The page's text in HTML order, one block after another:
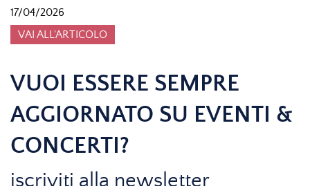
17/04/2026
VAI ALL'ARTICOLO
VUOI ESSERE SEMPRE
AGGIORNATO SU EVENTI &
CONCERTI?
iscriviti alla newsletter